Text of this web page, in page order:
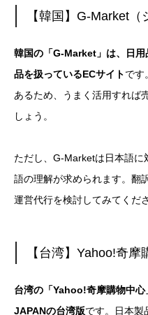
【韓国】G-Market（
韓国の「G-Market」は、日
品を扱っているECサイトです
あるため、うまく活用すれば
しょう。
ただし、G-Marketは日本語に
語の理解が求められます。翻
運営代行を検討してみてくださ
【台湾】Yahoo!奇摩
台湾の「Yahoo!奇摩購物中
JAPANの台湾版です。日本製